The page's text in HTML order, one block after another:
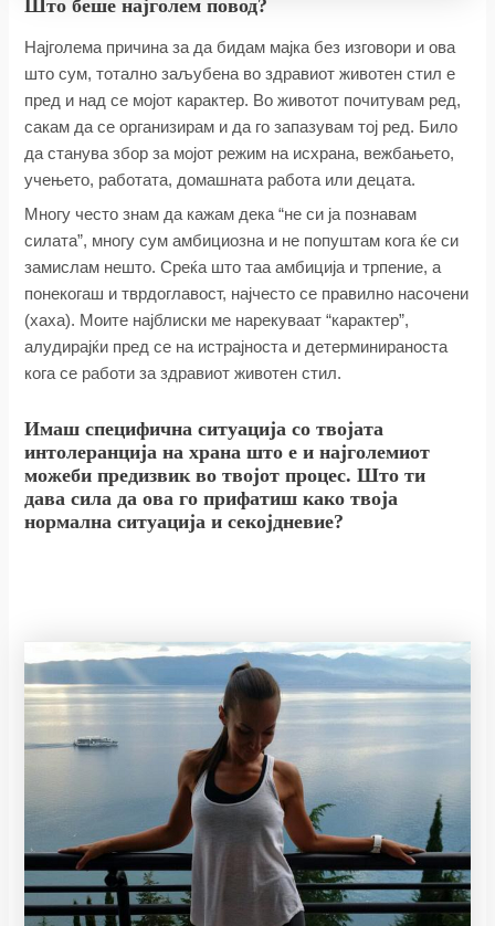
Што беше најголем повод?
Најголема причина за да бидам мајка без изговори и ова
што сум, тотално заљубена во здравиот животен стил е
пред и над се мојот карактер. Во животот почитувам ред,
сакам да се организирам и да го запазувам тој ред. Било
да станува збор за мојот режим на исхрана, вежбањето,
учењето, работата, домашната работа или децата.
Многу често знам да кажам дека “не си ја познавам
силата”, многу сум амбициозна и не попуштам кога ќе си
замислам нешто. Среќа што таа амбиција и трпение, а
понекогаш и тврдоглавост, најчесто се правилно насочени
(хаха). Моите најблиски ме нарекуваат “карактер”,
алудирајќи пред се на истрајноста и детерминираноста
кога се работи за здравиот животен стил.
Имаш специфична ситуација со твојата
интолеранција на храна што е и најголемиот
можеби предизвик во твојот процес. Што ти
дава сила да ова го прифатиш како твоја
нормална ситуација и секојдневие?